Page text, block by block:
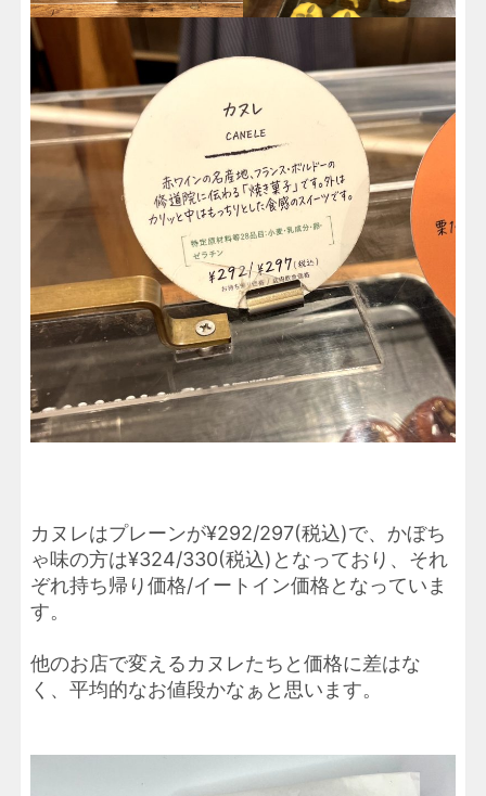
カヌレはプレーンが¥292/297(税込)で、かぼち
ゃ味の方は¥324/330(税込)となっており、それ
ぞれ持ち帰り価格/イートイン価格となっていま
す。
他のお店で変えるカヌレたちと価格に差はな
く、平均的なお値段かなぁと思います。